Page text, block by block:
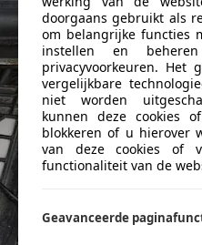
doorgaans gebruikt als
om belangrijke functies
instellen en
privacyvoorkeuren. Het
vergelijkbare
niet worden
kunnen deze cookies
blokkeren of u hierover
van deze cookies of
functionaliteit van de
Geavanceerde